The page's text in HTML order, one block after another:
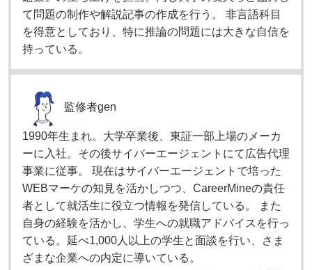
て問題の制作や解説記事の作成を行う。 非言語科目
を得意としており、特に推論の問題には大きな自信を
持っている。
監修者gen
1990年生まれ。大学卒業後、東証一部上場のメーカ
ーに入社。その後サイバーエージェントにて広告代理
事業に従事。 現在はサイバーエージェントで培った
WEBマーケの知見を活かしつつ、CareerMineの責任
者として就活生に役立つ情報を発信している。 また
自身の経験を活かし、学生への就職アドバイスを行っ
ている。延べ1,000人以上の学生と面談を行い、さま
ざまな企業への内定に導いている。